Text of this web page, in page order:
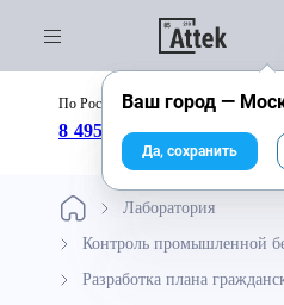
По России бесплатно:
8 495 246-04-43
Лаборатория
Контроль промышленной
Разработка плана
Ваш город —
Да, сохранить